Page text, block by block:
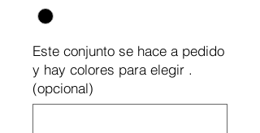
Este conjunto se hace a pedido
y hay colores para elegir .
(opcional)